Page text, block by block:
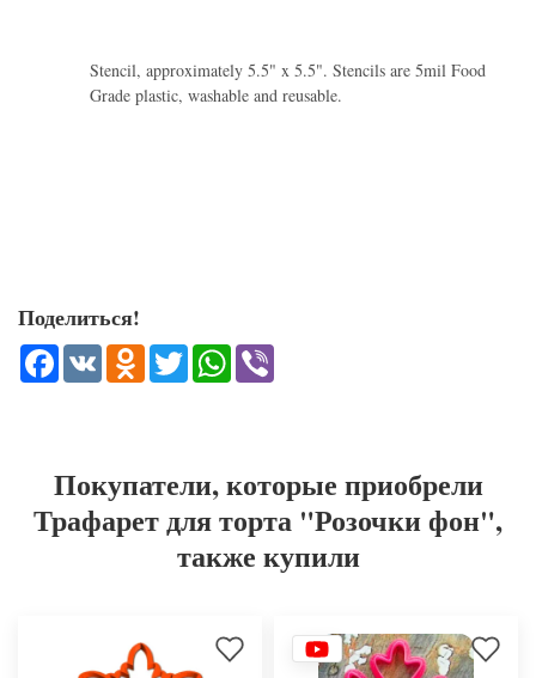
Stencil, approximately 5.5" x 5.5". Stencils are 5mil Food
Grade plastic, washable and reusable.
Поделиться!
Facebook
VK Odnoklassniki
TwitterWhatsApp
Покупатели, которые приобрели
Трафарет для торта "Розочки фон",
также купили